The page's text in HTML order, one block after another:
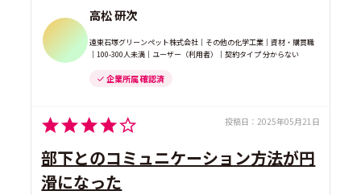
高松 研次
遠東石塚グリーンペット株式会社｜その他の化学工業｜資材・購買職
｜100-300人未満｜ユーザー（利用者）｜契約タイプ 分からない
企業所属 確認済
投稿日： 2025年05月21日
部下とのコミュニケーション方法が円
滑になった